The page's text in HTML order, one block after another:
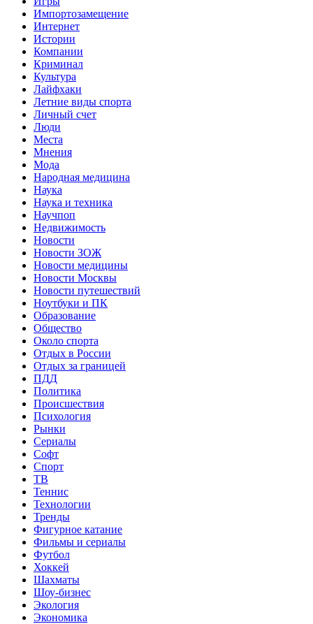
Импортозамещение
Интернет
Истории
Компании
Криминал
Культура
Лайфхаки
Летние виды спорта
Личный счет
Люди
Места
Мнения
Мода
Народная медицина
Наука
Наука и техника
Научпоп
Недвижимость
Новости
Новости ЗОЖ
Новости медицины
Новости Москвы
Новости путешествий
Ноутбуки и ПК
Образование
Общество
Около спорта
Отдых в России
Отдых за границей
ПДД
Политика
Происшествия
Психология
Рынки
Сериалы
Софт
Спорт
ТВ
Теннис
Технологии
Тренды
Фигурное катание
Фильмы и сериалы
Футбол
Хоккей
Шахматы
Шоу-бизнес
Экология
Экономика